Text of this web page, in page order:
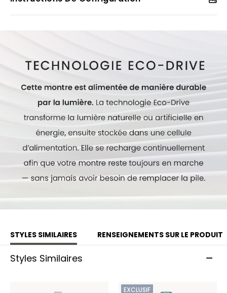
n’ayant jamais besoin de pile, cette montre moderne de
haute performance pour femmes s’agence parfaitement
STYLES SIMILAIRES RENSEIGNEMENTS SUR LE PRODUIT
Styles Similaires
EXCLUSIF